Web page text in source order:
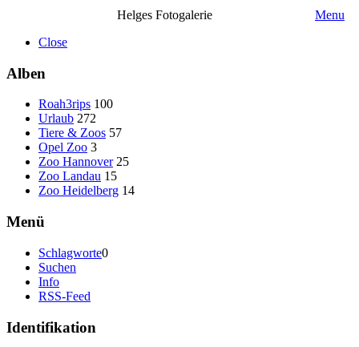
Helges Fotogalerie
Menu
Close
Alben
Roah3rips 100
Urlaub 272
Tiere & Zoos 57
Opel Zoo 3
Zoo Hannover 25
Zoo Landau 15
Zoo Heidelberg 14
Menü
Schlagworte0
Suchen
Info
RSS-Feed
Identifikation